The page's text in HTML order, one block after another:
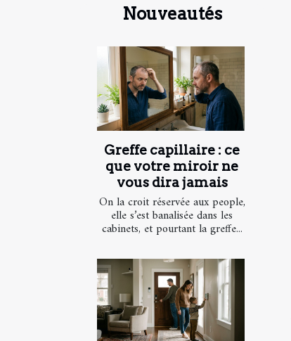
Nouveautés
Greffe capillaire : ce
que votre miroir ne
vous dira jamais
On la croit réservée aux people,
elle s’est banalisée dans les
cabinets, et pourtant la greffe...